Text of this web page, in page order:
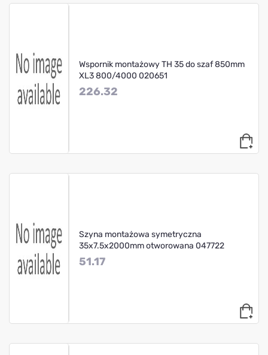
Wspornik montażowy TH 35 do szaf 850mm
XL3 800/4000 020651
226.32
Szyna montażowa symetryczna
35x7.5x2000mm otworowana 047722
51.17